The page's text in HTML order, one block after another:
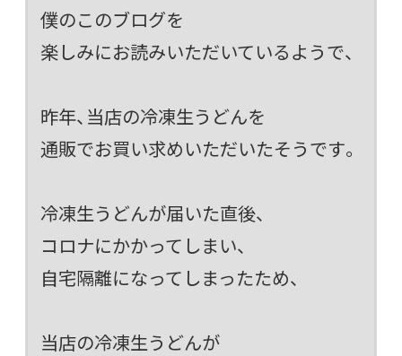
僕のこのブログを
楽しみにお読みいただいているようで、
昨年、当店の冷凍生うどんを
通販でお買い求めいただいたそうです。
冷凍生うどんが届いた直後、
コロナにかかってしまい、
自宅隔離になってしまったため、
当店の冷凍生うどんが